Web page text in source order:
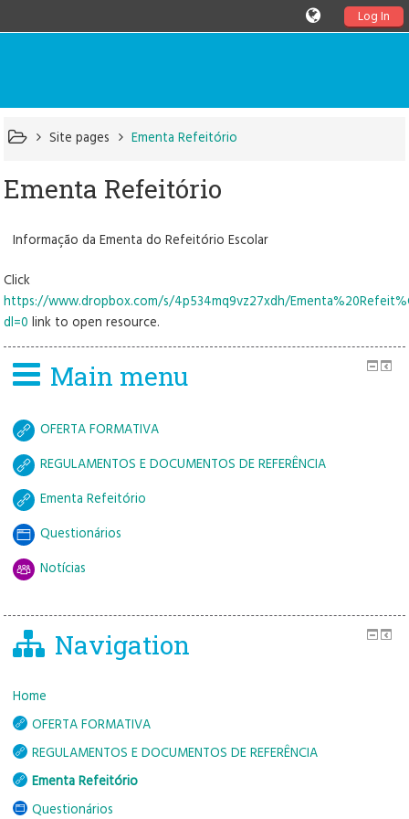
Log In
Site pages Ementa Refeitório
Ementa Refeitório
Informação da Ementa do Refeitório Escolar
Click
https://www.dropbox.com/s/4p534mq9vz27xdh/
dl=0 link to open resource.
Main menu
OFERTA FORMATIVA
REGULAMENTOS E DOCUMENTOS DE REFERÊNCIA
Ementa Refeitório
Questionários
Notícias
Navigation
Home
OFERTA FORMATIVA
REGULAMENTOS E DOCUMENTOS DE REFERÊNCIA
Ementa Refeitório
Questionários